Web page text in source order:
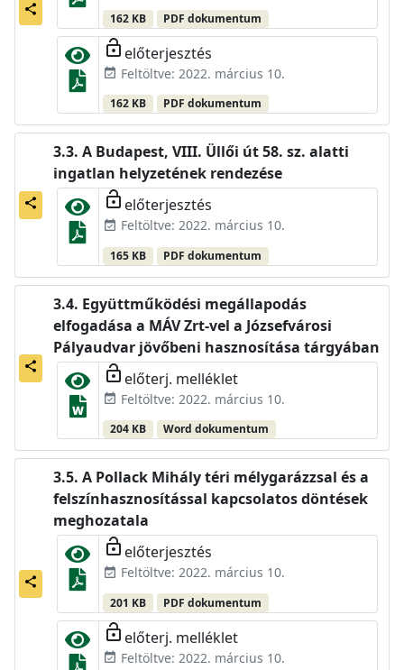
share
162 KB PDF dokumentum
lock_open előterjesztés
event_available Feltöltve: 2022. március 10.
162 KB PDF dokumentum
share
A Budapest, VIII. Üllői út 58. sz. alatti
ingatlan helyzetének rendezése
lock_open előterjesztés
event_available Feltöltve: 2022. március 10.
165 KB PDF dokumentum
share
Együttműködési megállapodás
elfogadása a MÁV Zrt-vel a Józsefvárosi
Pályaudvar jövőbeni hasznosítása tárgyában
lock_open előterj. melléklet
event_available Feltöltve: 2022. március 10.
204 KB Word dokumentum
share
A Pollack Mihály téri mélygarázzsal és a
felszínhasznosítással kapcsolatos döntések
meghozatala
lock_open előterjesztés
event_available Feltöltve: 2022. március 10.
201 KB PDF dokumentum
lock_open előterj. melléklet
event_available Feltöltve: 2022. március 10.